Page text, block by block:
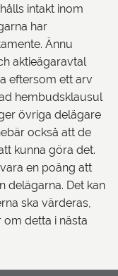
intakt inom
har
Ännu
aktieägaravtal
eftersom ett arv
hembudsklausul
övriga delägare
också att de
kunna göra det.
en poäng att
delägarna. Det kan
ska värderas,
om detta i nästa